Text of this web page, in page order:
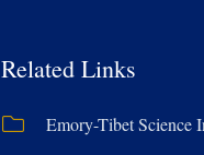
Related Links
Emory-Tibet Science